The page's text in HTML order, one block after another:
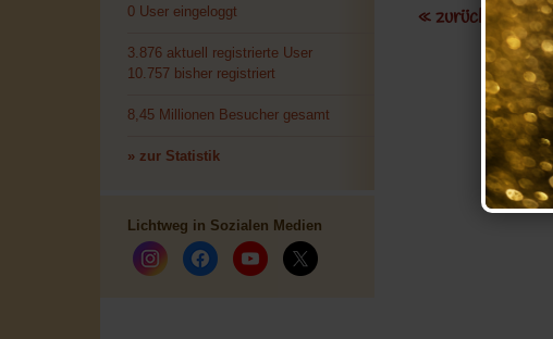
0 User eingeloggt
3.876 aktuell registrierte User
10.757 bisher registriert
8,45 Millionen Besucher gesamt
» zur Statistik
Lichtweg in Sozialen Medien
« zurück